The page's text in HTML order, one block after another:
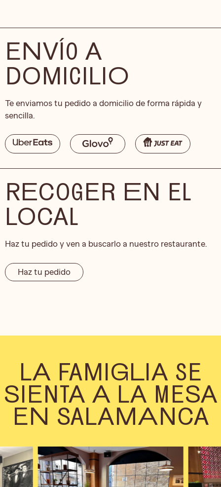
ENVÍO A
DOMICILIO
Te enviamos tu pedido a domicilio de forma rápida y
sencilla.
RECOGER EN EL
LOCAL
Haz tu pedido y ven a buscarlo a nuestro restaurante.
Haz tu pedido
LA FAMIGLIA SE
SIENTA A LA MESA
EN SALAMANCA